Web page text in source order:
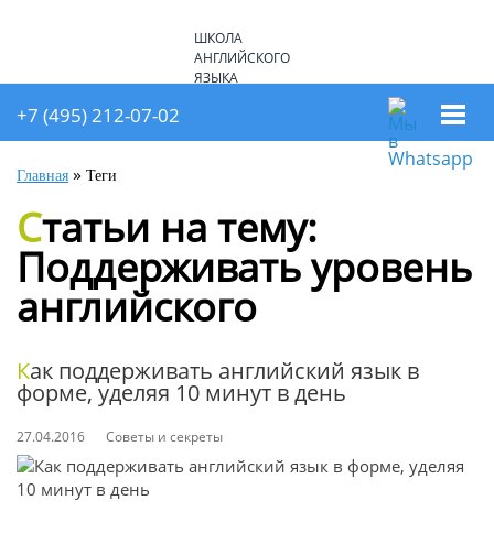
ШКОЛА
АНГЛИЙСКОГО
ЯЗЫКА
+7 (926) 234-13-29
+7 (495) 212-07-02
Главная » Теги
Статьи на тему:
Поддерживать уровень
английского
Как поддерживать английский язык в
форме, уделяя 10 минут в день
27.04.2016 Советы и секреты